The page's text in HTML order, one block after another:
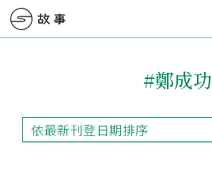
#鄭成功
依最新刊登日期排序
依最新刊登日期排序